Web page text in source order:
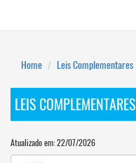
Home Leis Complementares
LEIS COMPLEMENTARES
Atualizado em: 22/07/2026